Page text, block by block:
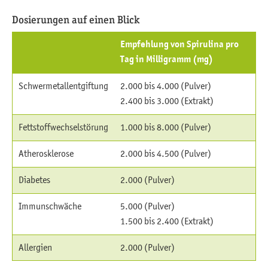
Dosierungen auf einen Blick
Empfehlung von Spirulina pro
Tag in Milligramm (mg)
Schwermetallentgiftung
2.000 bis 4.000 (Pulver)
2.400 bis 3.000 (Extrakt)
Fettstoffwechselstörung 1.000 bis 8.000 (Pulver)
Atherosklerose 2.000 bis 4.500 (Pulver)
Diabetes 2.000 (Pulver)
Immunschwäche
5.000 (Pulver)
1.500 bis 2.400 (Extrakt)
Allergien 2.000 (Pulver)